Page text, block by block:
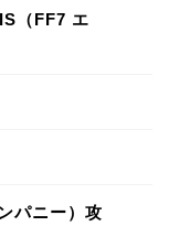
（FF7 エ
パニー）攻